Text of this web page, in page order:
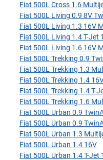
Fiat 500L Cross 1.6
Fiat 500L Living 0.9 8V
Fiat 500L Living 1.3 16V
Fiat 500L Living 1.4 T-Jet
Fiat 500L Living 1.6 16V
Fiat 500L Trekking 0.9
Fiat 500L Trekking 1.3
Fiat 500L Trekking 1.4
Fiat 500L Trekking 1.4 T-
Fiat 500L Trekking 1.6
Fiat 500L Urban 0.9
Fiat 500L Urban 0.9
Fiat 500L Urban 1.3
Fiat 500L Urban 1.4 16V
Fiat 500L Urban 1.4 T-Jet